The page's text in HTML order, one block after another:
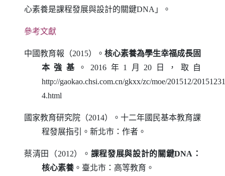
心素養是課程發展與設計的關鍵DNA 」。
參考文獻
中國教育報（2015）。 核心素養為學生幸福成長固
本強基
。 2016 年 1 月 20 日，取自
http://gaokao.chsi.com.cn/gkxx/zc/moe/201512/
4.html
國家教育研究院（2014）。十二年國民基本教育課
程發展指引。新北市：作者。
蔡清田（2012）。 課程發展與設計的關鍵DNA ：
核心素養。臺北市：高等教育。